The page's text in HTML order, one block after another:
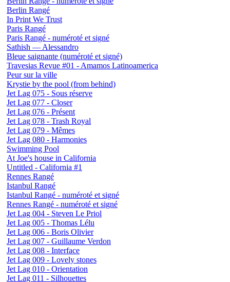
Berlin Rangé
In Print We Trust
Paris Rangé
Paris Rangé - numéroté et signé
Sathish — Alessandro
Bleue saignante (numéroté et signé)
Travesias Revue #01 - Amamos Latinoamerica
Peur sur la ville
Krystie by the pool (from behind)
Jet Lag 075 - Sous réserve
Jet Lag 077 - Closer
Jet Lag 076 - Présent
Jet Lag 078 - Trash Royal
Jet Lag 079 - Mêmes
Jet Lag 080 - Harmonies
Swimming Pool
At Joe's house in California
Untitled - California #1
Rennes Rangé
Istanbul Rangé
Istanbul Rangé - numéroté et signé
Rennes Rangé - numéroté et signé
Jet Lag 004 - Steven Le Priol
Jet Lag 005 - Thomas Lélu
Jet Lag 006 - Boris Olivier
Jet Lag 007 - Guillaume Verdon
Jet Lag 008 - Interface
Jet Lag 009 - Lovely stones
Jet Lag 010 - Orientation
Jet Lag 011 - Silhouettes